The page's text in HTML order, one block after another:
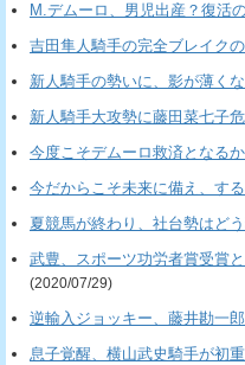
M.デムーロ、男児出産？復活
吉田隼人騎手の完全ブレイク
新人騎手の勢いに、影が薄く
新人騎手大攻勢に藤田菜七子危
今度こそデムーロ救済となるか
今だからこそ未来に備え、す
夏競馬が終わり、社台勢はど
武豊、スポーツ功労者賞受賞
(2020/07/29)
逆輸入ジョッキー、藤井勘一
息子覚醒、横山武史騎手が初